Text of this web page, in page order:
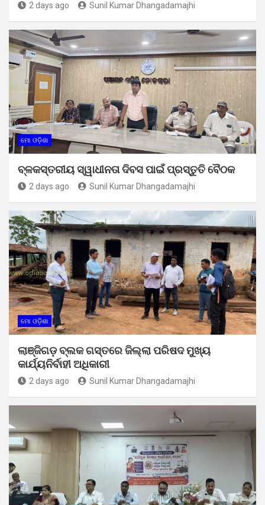
2 days ago Sunil Kumar Dhangadamajhi
ମୋ ଓଡ଼ିଶା
ବ୍ଳକସ୍ତରୀୟ ସ୍ୱାଧୀନତା ଦିବସ ପାଇଁ ପ୍ରସ୍ତୁତି ବୈଠକ
2 days ago Sunil Kumar Dhangadamajhi
ମୋ ଓଡ଼ିଶା
ଲାଞ୍ଜିଗଡ଼ ବ୍ଲକ ଗସ୍ତରେ ଜିଲ୍ଲା ପରିଷଦ ମୁଖ୍ୟ
କାର୍ଯ୍ୟନିର୍ବାହୀ ଅଧିକାରୀ
2 days ago Sunil Kumar Dhangadamajhi